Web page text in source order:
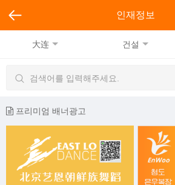
인재정보
大连 건설
프리미엄 배너광고